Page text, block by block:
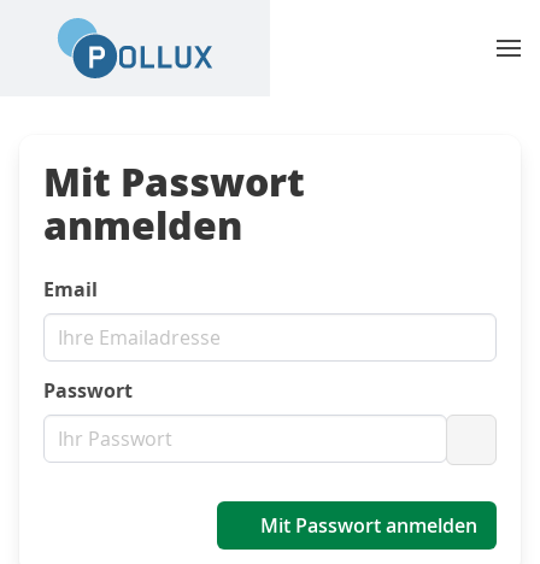
Mit Passwort
anmelden
Email
Passwort
Mit Passwort anmelden